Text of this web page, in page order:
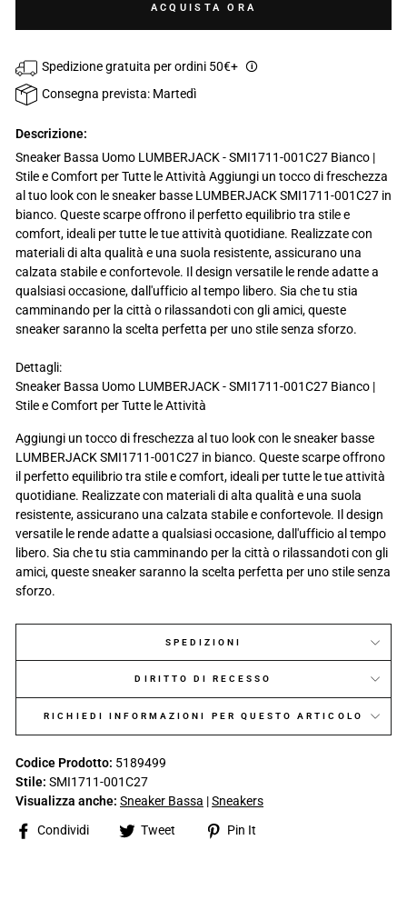
ACQUISTA ORA
Spedizione gratuita per ordini 50€+ 🛈
Consegna prevista: Martedì
Descrizione:
Sneaker Bassa Uomo LUMBERJACK - SMI1711-001C27 Bianco |
Stile e Comfort per Tutte le Attività Aggiungi un tocco di freschezza
al tuo look con le sneaker basse LUMBERJACK SMI1711-001C27 in
bianco. Queste scarpe offrono il perfetto equilibrio tra stile e
comfort, ideali per tutte le tue attività quotidiane. Realizzate con
materiali di alta qualità e una suola resistente, assicurano una
calzata stabile e confortevole. Il design versatile le rende adatte a
qualsiasi occasione, dall'ufficio al tempo libero. Sia che tu stia
camminando per la città o rilassandoti con gli amici, queste
sneaker saranno la scelta perfetta per uno stile senza sforzo.
Dettagli:
Sneaker Bassa Uomo LUMBERJACK - SMI1711-001C27 Bianco |
Stile e Comfort per Tutte le Attività
Aggiungi un tocco di freschezza al tuo look con le sneaker basse
LUMBERJACK SMI1711-001C27 in bianco. Queste scarpe offrono
il perfetto equilibrio tra stile e comfort, ideali per tutte le tue attività
quotidiane. Realizzate con materiali di alta qualità e una suola
resistente, assicurano una calzata stabile e confortevole. Il design
versatile le rende adatte a qualsiasi occasione, dall'ufficio al tempo
libero. Sia che tu stia camminando per la città o rilassandoti con gli
amici, queste sneaker saranno la scelta perfetta per uno stile senza
sforzo.
SPEDIZIONI
DIRITTO DI RECESSO
RICHIEDI INFORMAZIONI PER QUESTO ARTICOLO
Codice Prodotto: 5189499
Stile: SMI1711-001C27
Visualizza anche: Sneaker Bassa |Sneakers
Condividi
Share Tweet
Tweet Pin It